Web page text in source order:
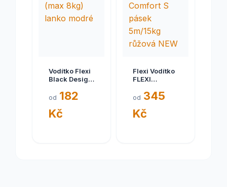
Vodítko Flexi
Black Design
8kg) lanko
od 182
Kč
Flexi Vodítko
FLEXI
pásek
růžová NEW
od 345
Kč